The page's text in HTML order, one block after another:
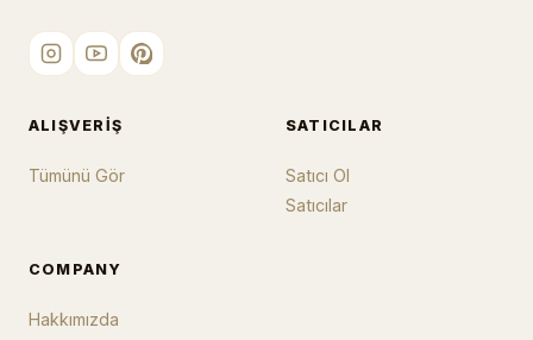
ALIŞVERIŞ
Tümünü Gör
SATICILAR
Satıcı Ol
Satıcılar
COMPANY
Hakkımızda